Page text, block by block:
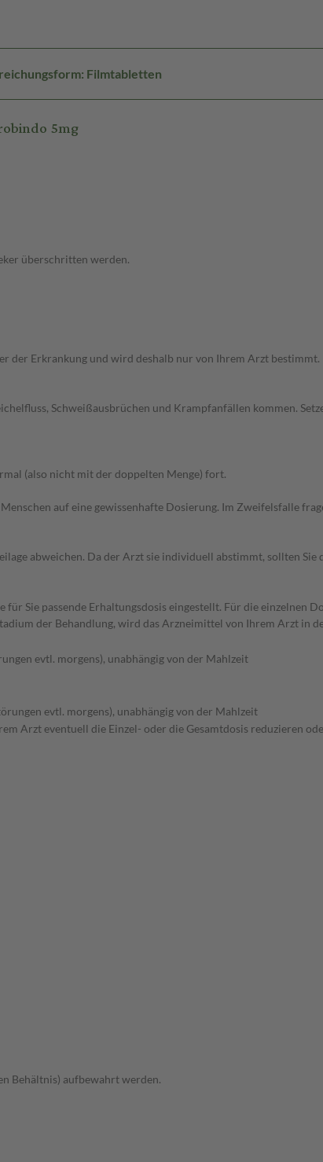
Filmtabletten
5mg
überschritten werden.
der Erkrankung und wird deshalb nur von Ihrem Arzt bestimmt.
Schweißausbrüchen und Krampfanfällen kommen.
(also nicht mit der doppelten Menge) fort.
auf eine gewissenhafte Dosierung. Im Zweifelsfalle
abweichen. Da der Arzt sie individuell abstimmt, sollten
Sie passende Erhaltungsdosis eingestellt. Für die einzelnen
der Behandlung, wird das Arzneimittel von Ihrem Arzt in
evtl. morgens), unabhängig von der Mahlzeit
evtl. morgens), unabhängig von der Mahlzeit
Arzt eventuell die Einzel- oder die Gesamtdosis reduzieren
Behältnis) aufbewahrt werden.